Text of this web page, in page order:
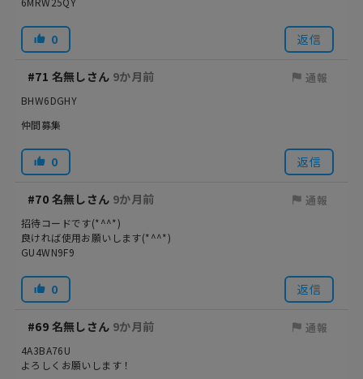
0 返信
#71 名無しさん 9か月前 通報
BHW6DGHY
仲間募集
0 返信
#70 名無しさん 9か月前 通報
招待コードです(*^^*)
良ければ使用お願いします(*^^*)
GU4WN9F9
0 返信
#69 名無しさん 9か月前 通報
4A3BA76U
よろしくお願いします！